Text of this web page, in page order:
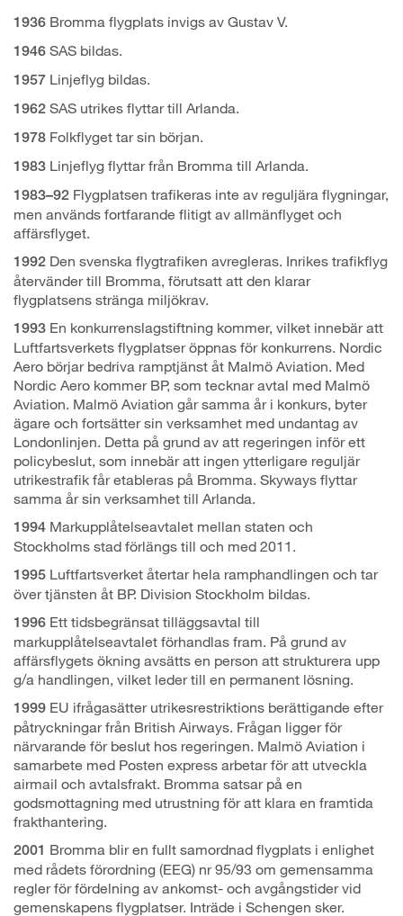
1936 Bromma flygplats invigs av Gustav V.
1946 SAS bildas.
1957 Linjeflyg bildas.
1962 SAS utrikes flyttar till Arlanda.
1978 Folkflyget tar sin början.
1983 Linjeflyg flyttar från Bromma till Arlanda.
1983–92 Flygplatsen trafikeras inte av reguljära flygningar,
men används fortfarande flitigt av allmänflyget och
affärsflyget.
1992 Den svenska flygtrafiken avregleras. Inrikes trafikflyg
återvänder till Bromma, förutsatt att den klarar
flygplatsens stränga miljökrav.
1993 En konkurrenslagstiftning kommer, vilket innebär att
Luftfartsverkets flygplatser öppnas för konkurrens. Nordic
Aero börjar bedriva ramptjänst åt Malmö Aviation. Med
Nordic Aero kommer BP, som tecknar avtal med Malmö
Aviation. Malmö Aviation går samma år i konkurs, byter
ägare och fortsätter sin verksamhet med undantag av
Londonlinjen. Detta på grund av att regeringen inför ett
policybeslut, som innebär att ingen ytterligare reguljär
utrikestrafik får etableras på Bromma. Skyways flyttar
samma år sin verksamhet till Arlanda.
1994 Markupplåtelseavtalet mellan staten och
Stockholms stad förlängs till och med 2011.
1995 Luftfartsverket återtar hela ramphandlingen och tar
över tjänsten åt BP. Division Stockholm bildas.
1996 Ett tidsbegränsat tilläggsavtal till
markupplåtelseavtalet förhandlas fram. På grund av
affärsflygets ökning avsätts en person att strukturera upp
g/a handlingen, vilket leder till en permanent lösning.
1999 EU ifrågasätter utrikesrestriktions berättigande efter
påtryckningar från British Airways. Frågan ligger för
närvarande för beslut hos regeringen. Malmö Aviation i
samarbete med Posten express arbetar för att utveckla
airmail och avtalsfrakt. Bromma satsar på en
godsmottagning med utrustning för att klara en framtida
frakthantering.
2001 Bromma blir en fullt samordnad flygplats i enlighet
med rådets förordning (EEG) nr 95/93 om gemensamma
regler för fördelning av ankomst- och avgångstider vid
gemenskapens flygplatser. Inträde i Schengen sker.